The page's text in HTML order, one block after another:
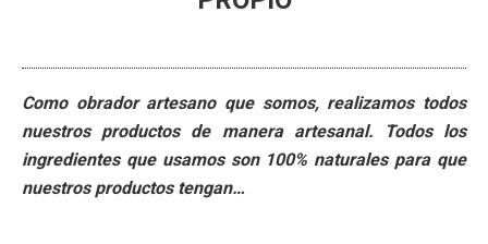
Como obrador artesano que somos, realizamos todos
nuestros productos de manera artesanal. Todos los
ingredientes que usamos son 100% naturales para que
nuestros productos tengan…